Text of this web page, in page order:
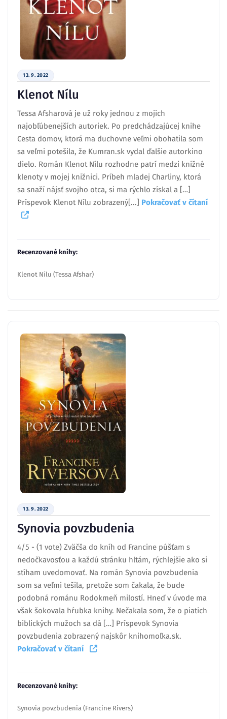
13. 9. 2022
Klenot Nílu
Tessa Afsharová je už roky jednou z mojich
najobľúbenejších autoriek. Po predchádzajúcej knihe
Cesta domov, ktorá ma duchovne veľmi obohatila som
sa veľmi potešila, že Kumran.sk vydal ďalšie autorkino
dielo. Román Klenot Nílu rozhodne patrí medzi knižné
klenoty v mojej knižnici. Príbeh mladej Charliny, ktorá
sa snaží nájsť svojho otca, si ma rýchlo získal a […]
Príspevok Klenot Nílu zobrazený[...] Pokračovať v čítaní
Recenzované knihy:
Klenot Nílu (Tessa Afshar)
13. 9. 2022
Synovia povzbudenia
4/5 - (1 vote) Zväčša do kníh od Francine púšťam s
nedočkavosťou a každú stránku hltám, rýchlejšie ako si
stíham uvedomovať. Na román Synovia povzbudenia
som sa veľmi tešila, pretože som čakala, že bude
podobná románu Rodokmeň milostí. Hneď v úvode ma
však šokovala hŕubka knihy. Nečakala som, že o piatich
biblických mužoch sa dá […] Príspevok Synovia
povzbudenia zobrazený najskôr knihomoľka.sk.
Pokračovať v čítaní
Recenzované knihy:
Synovia povzbudenia (Francine Rivers)